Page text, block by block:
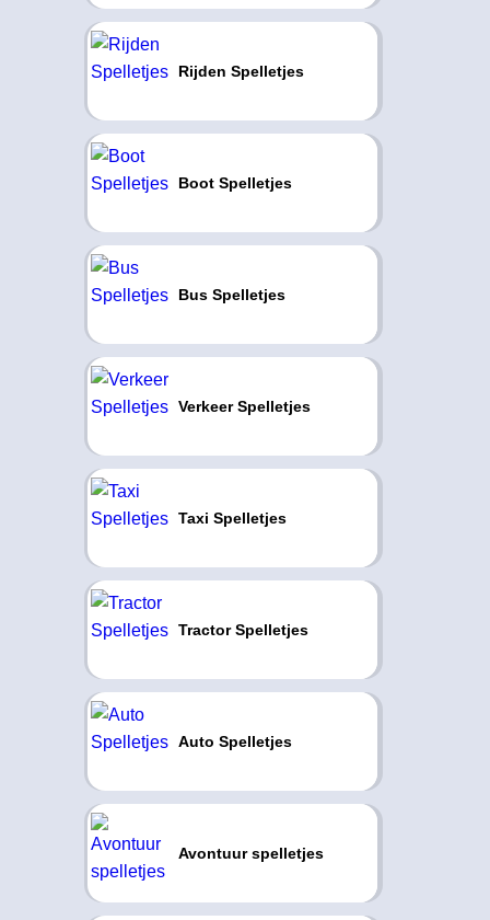
Rijden Spelletjes
Boot Spelletjes
Bus Spelletjes
Verkeer Spelletjes
Taxi Spelletjes
Tractor Spelletjes
Auto Spelletjes
Avontuur spelletjes